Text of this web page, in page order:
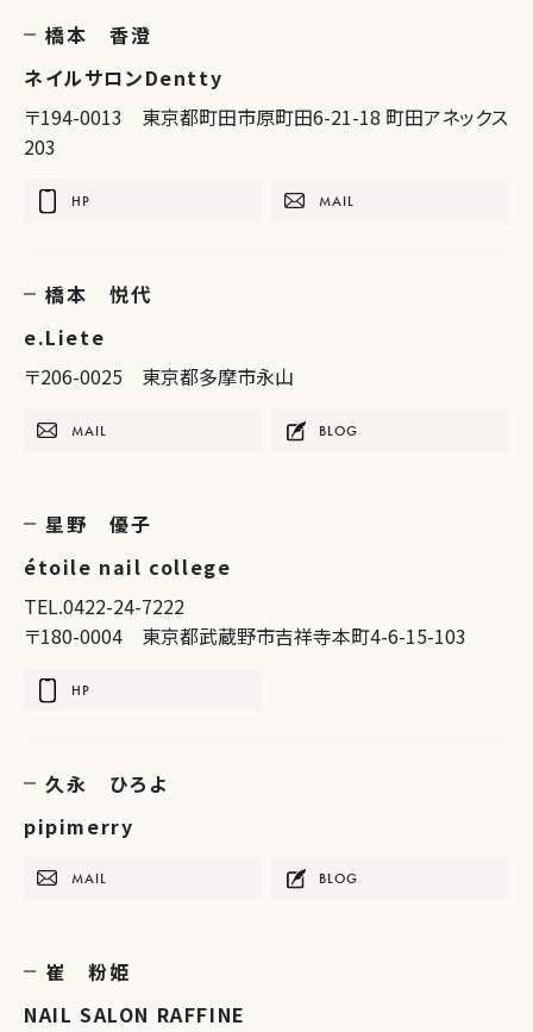
橋本 香澄
ネイルサロンDentty
〒194-0013 東京都町田市原町田6-21-18 町田アネックス
203
HP MAIL
橋本 悦代
e.Liete
〒206-0025 東京都多摩市永山
MAIL BLOG
星野 優子
étoile nail college
TEL.0422-24-7222
〒180-0004 東京都武蔵野市吉祥寺本町4-6-15-103
HP
久永 ひろよ
pipimerry
MAIL BLOG
崔 粉姫
NAIL SALON RAFFINE